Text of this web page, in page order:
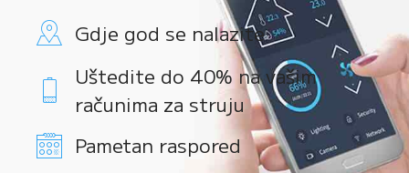
Gdje god se nalazite
Uštedite do 40% na vašim
računima za struju
Pametan raspored